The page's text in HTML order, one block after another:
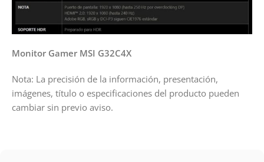
Monitor Gamer MSI G32C4X
Nota: La precisión de la información, presentación,
imágenes, título o especificaciones del producto pueden
cambiar sin previo aviso.